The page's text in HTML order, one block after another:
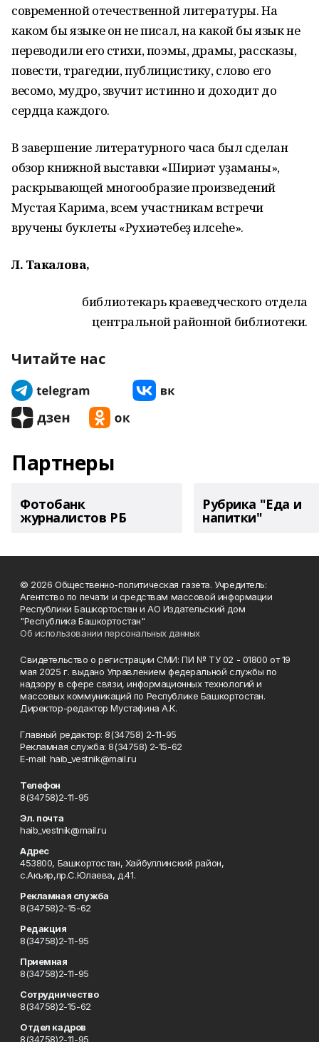
современной отечественной литературы. На
каком бы языке он не писал, на какой бы язык не
переводили его стихи, поэмы, драмы, рассказы,
повести, трагедии, публицистику, слово его
весомо, мудро, звучит истинно и доходит до
сердца каждого.
В завершение литературного часа был сделан
обзор книжной выставки «Шиғриәт уҙаманы»,
раскрывающей многообразие произведений
Мустая Карима, всем участникам встречи
вручены буклеты «Рухиәтебеҙ илсеһе».
Л. Такалова,
библиотекарь краеведческого отдела
центральной районной библиотеки.
Читайте нас
Партнеры
Фотобанк
журналистов РБ
Рубрика "Еда и
напитки"
© 2026 Общественно-политическая газета. Учредитель:
Агентство по печати и средствам массовой информации
Республики Башкортостан и АО Издательский дом
"Республика Башкортостан"
Об использовании персональных данных
Свидетельство о регистрации СМИ: ПИ № ТУ 02 - 01800 от 19
мая 2025 г. выдано Управлением федеральной службы по
надзору в сфере связи, информационных технологий и
массовых коммуникаций по Республике Башкортостан.
Директор-редактор Мустафина А.К.
Главный редактор: 8(34758) 2-11-95
Рекламная служба: 8(34758) 2-15-62
Е-mаil: haib_vestnik@mail.ru
Телефон
8(34758)2-11-95
Эл. почта
haib_vestnik@mail.ru
Адрес
453800, Башкортостан, Хайбуллинский район,
с.Акъяр,пр.С.Юлаева, д.41.
Рекламная служба
8(34758)2-15-62
Редакция
8(34758)2-11-95
Приемная
8(34758)2-11-95
Сотрудничество
8(34758)2-15-62
Отдел кадров
8(34758)2-11-95